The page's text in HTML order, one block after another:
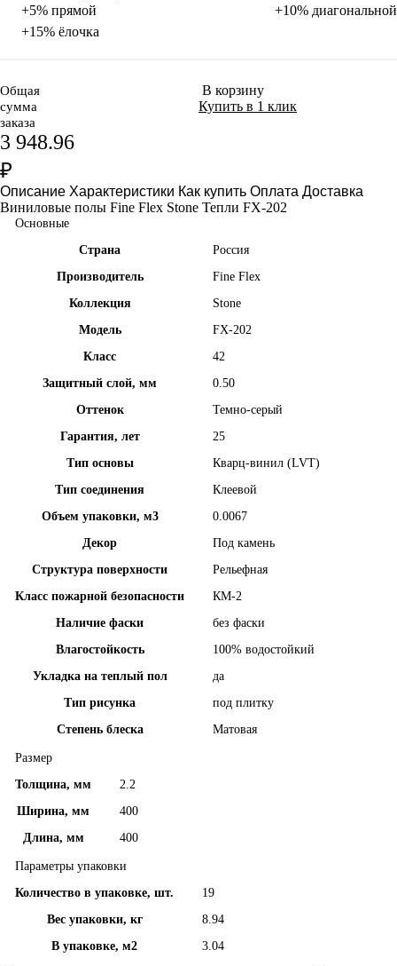
+5% прямой
+10% диагональной
+15% ёлочка
Общая
сумма
заказа
3 948.96
₽
В корзину
Купить в 1 клик
Описание Характеристики Как купить Оплата Доставка
Виниловые полы Fine Flex Stone Тепли FX-202
Основные
Страна
Россия
Производитель
Fine Flex
Коллекция
Stone
Модель
FX-202
Класс
42
Защитный слой, мм
0.50
Оттенок
Темно-серый
Гарантия, лет
25
Тип основы
Кварц-винил (LVT)
Тип соединения
Клеевой
Объем упаковки, м3
0.0067
Декор
Под камень
Структура поверхности
Рельефная
Класс пожарной безопасности
КМ-2
Наличие фаски
без фаски
Влагостойкость
100% водостойкий
Укладка на теплый пол
да
Тип рисунка
под плитку
Степень блеска
Матовая
Размер
Толщина, мм
2.2
Ширина, мм
400
Длина, мм
400
Параметры упаковки
Количество в упаковке, шт.
19
Вес упаковки, кг
8.94
В упаковке, м2
3.04